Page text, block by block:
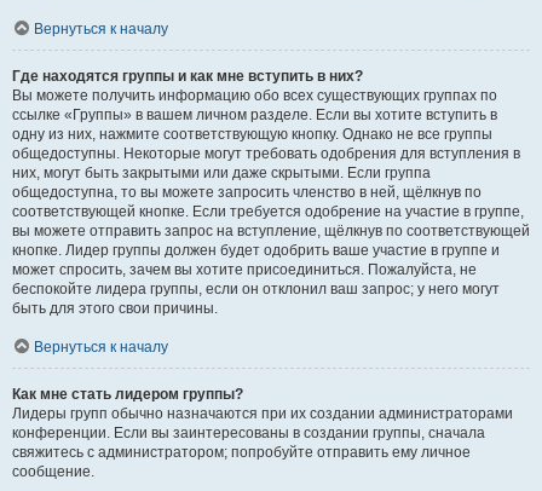
Вернуться к началу
Где находятся группы и как мне вступить в них?
Вы можете получить информацию обо всех существующих группах по
ссылке «Группы» в вашем личном разделе. Если вы хотите вступить в
одну из них, нажмите соответствующую кнопку. Однако не все группы
общедоступны. Некоторые могут требовать одобрения для вступления в
них, могут быть закрытыми или даже скрытыми. Если группа
общедоступна, то вы можете запросить членство в ней, щёлкнув по
соответствующей кнопке. Если требуется одобрение на участие в группе,
вы можете отправить запрос на вступление, щёлкнув по соответствующей
кнопке. Лидер группы должен будет одобрить ваше участие в группе и
может спросить, зачем вы хотите присоединиться. Пожалуйста, не
беспокойте лидера группы, если он отклонил ваш запрос; у него могут
быть для этого свои причины.
Вернуться к началу
Как мне стать лидером группы?
Лидеры групп обычно назначаются при их создании администраторами
конференции. Если вы заинтересованы в создании группы, сначала
свяжитесь с администратором; попробуйте отправить ему личное
сообщение.